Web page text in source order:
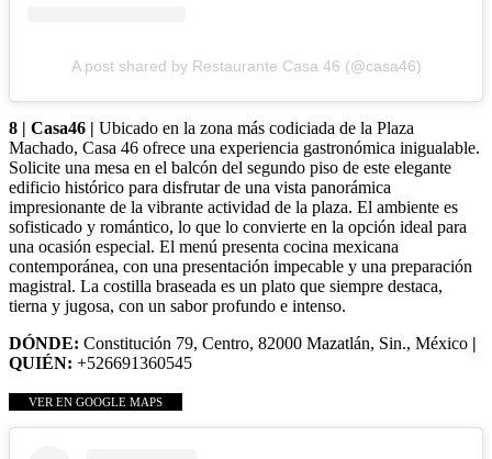
A post shared by Restaurante Casa 46 (@casa46)
8 | Casa46 | Ubicado en la zona más codiciada de la Plaza
Machado, Casa 46 ofrece una experiencia gastronómica inigualable.
Solicite una mesa en el balcón del segundo piso de este elegante
edificio histórico para disfrutar de una vista panorámica
impresionante de la vibrante actividad de la plaza. El ambiente es
sofisticado y romántico, lo que lo convierte en la opción ideal para
una ocasión especial. El menú presenta cocina mexicana
contemporánea, con una presentación impecable y una preparación
magistral. La costilla braseada es un plato que siempre destaca,
tierna y jugosa, con un sabor profundo e intenso.
DÓNDE: Constitución 79, Centro, 82000 Mazatlán, Sin., México |
QUIÉN: +526691360545
VER EN GOOGLE MAPS